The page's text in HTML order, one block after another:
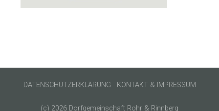
DATENSCHUTZERKLÄRUNG KONTAKT & IMPRESSUM
(c) 2026 Dorfgemeinschaft Rohr & Rinnberg